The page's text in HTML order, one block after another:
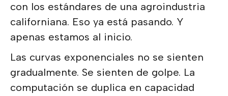
con los estándares de una agroindustria
californiana. Eso ya está pasando. Y
apenas estamos al inicio.
Las curvas exponenciales no se sienten
gradualmente. Se sienten de golpe. La
computación se duplica en capacidad